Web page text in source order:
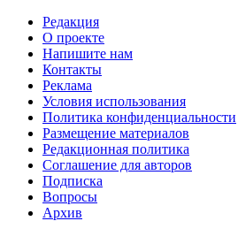
Редакция
О проекте
Напишите нам
Контакты
Реклама
Условия использования
Политика конфиденциальности
Размещение материалов
Редакционная политика
Соглашение для авторов
Подписка
Вопросы
Архив